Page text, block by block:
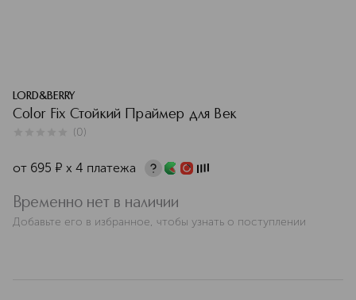
LORD&BERRY
Color Fix Стойкий Праймер для Век
(0)
от 695 ¤ х 4 платежа
Временно нет в наличии
Добавьте его в избранное, чтобы узнать о поступлении